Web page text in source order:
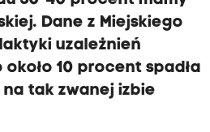
Dane z Miejskiego
uzależnień
około 10 procent spadła
tak zwanej izbie